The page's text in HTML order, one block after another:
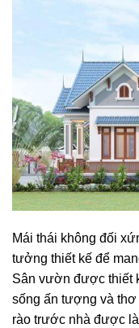
Mái thái không đối
tưởng thiết kế để
Sân vườn được thiết
sống ấn tượng và
rào trước nhà được